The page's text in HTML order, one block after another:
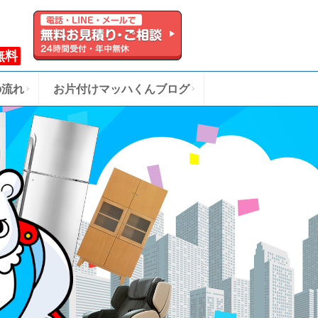
料
れ お片付けマッハくんブログ